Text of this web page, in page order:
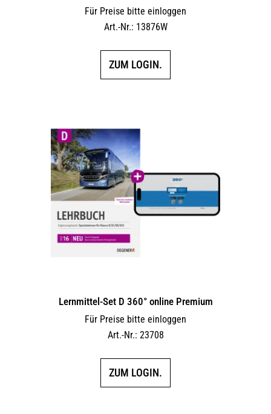
Für Preise bitte einloggen
Art.-Nr.: 13876W
ZUM LOGIN.
Lernmittel-Set D 360° online Premium
Für Preise bitte einloggen
Art.-Nr.: 23708
ZUM LOGIN.